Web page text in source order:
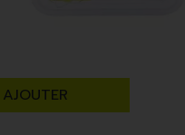
AJOUTER